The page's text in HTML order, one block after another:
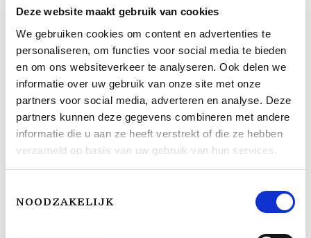
Deze website maakt gebruik van cookies
We gebruiken cookies om content en advertenties te
personaliseren, om functies voor social media te bieden
en om ons websiteverkeer te analyseren. Ook delen we
informatie over uw gebruik van onze site met onze
partners voor social media, adverteren en analyse. Deze
partners kunnen deze gegevens combineren met andere
informatie die u aan ze heeft verstrekt of die ze hebben
verzameld op basis van uw gebruik van hun services.
NOODZAKELIJK